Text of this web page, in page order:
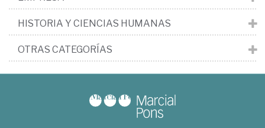
HISTORIA Y CIENCIAS HUMANAS
OTRAS CATEGORÍAS